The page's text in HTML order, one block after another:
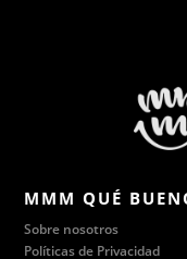
MMM QUÉ
Sobre nosotros
Políticas de Privacidad